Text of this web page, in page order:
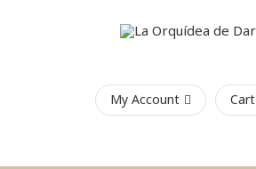
Cart
My Account